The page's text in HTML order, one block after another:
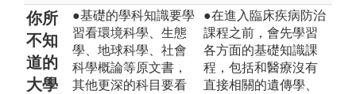
你所
不知
道的
大學
●基礎的學科知識要學
習看環境科學、生態
學、地球科學、社會
科學概論等原文書，
其他更深的科目要看
●在進入臨床疾病防治
課程之前，會先學習
各方面的基礎知識課
程，包括和醫療沒有
直接相關的遺傳學、